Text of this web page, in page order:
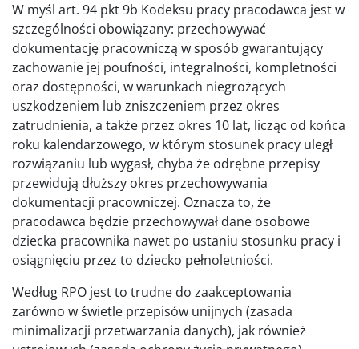
W myśl art. 94 pkt 9b Kodeksu pracy pracodawca jest w
szczególności obowiązany: przechowywać
dokumentację pracowniczą w sposób gwarantujący
zachowanie jej poufności, integralności, kompletności
oraz dostępności, w warunkach niegrożących
uszkodzeniem lub zniszczeniem przez okres
zatrudnienia, a także przez okres 10 lat, licząc od końca
roku kalendarzowego, w którym stosunek pracy uległ
rozwiązaniu lub wygasł, chyba że odrębne przepisy
przewidują dłuższy okres przechowywania
dokumentacji pracowniczej. Oznacza to, że
pracodawca będzie przechowywał dane osobowe
dziecka pracownika nawet po ustaniu stosunku pracy i
osiągnięciu przez to dziecko pełnoletniości.
Według RPO jest to trudne do zaakceptowania
zarówno w świetle przepisów unijnych (zasada
minimalizacji przetwarzania danych), jak również